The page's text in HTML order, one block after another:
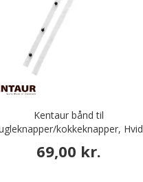
Kentaur bånd til
kokkeknapper, Hvid
69,00 kr.